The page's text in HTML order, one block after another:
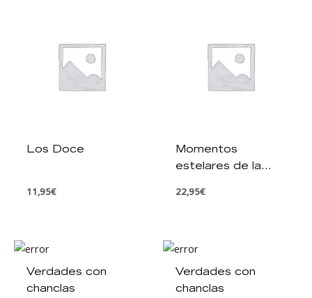
Los Doce
11,95€
Momentos
estelares de la
22,95€
Verdades con
chanclas
Verdades con
chanclas